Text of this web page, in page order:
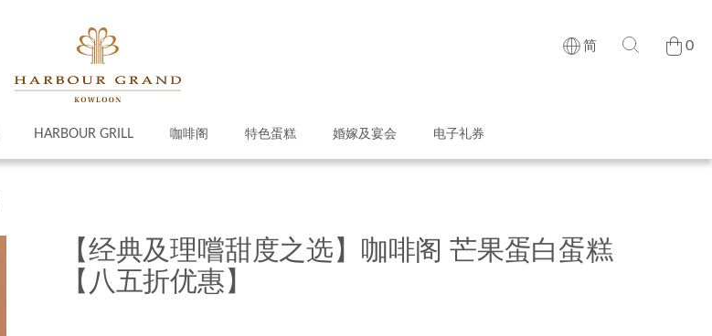
HARBOUR GRILL 咖啡阁 特色蛋糕 婚嫁及宴会 电子礼券
简 0
【经典及理嚐甜度之选】咖啡阁 芒果蛋白蛋糕
【八五折优惠】